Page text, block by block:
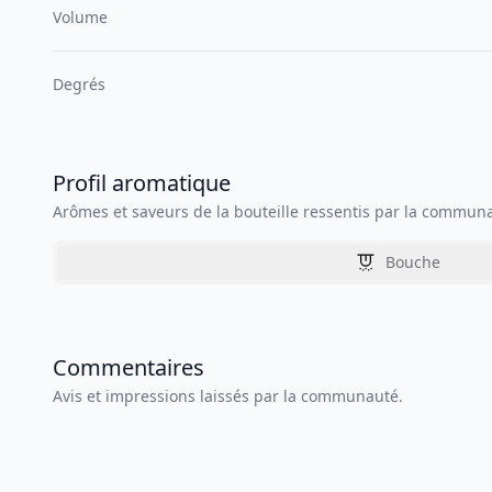
Volume
Degrés
Profil aromatique
Arômes et saveurs de la bouteille ressentis par la
Bouche
Commentaires
Avis et impressions laissés par la communauté.